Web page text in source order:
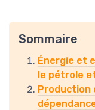
Sommaire
Énergie et
le pétrole
Production